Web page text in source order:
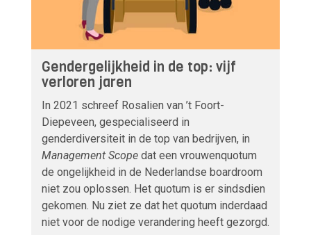
Gendergelijkheid in de top: vijf
verloren jaren
In 2021 schreef Rosalien van ’t Foort-
Diepeveen, gespecialiseerd in
genderdiversiteit in de top van bedrijven, in
Management Scope dat een vrouwenquotum
de ongelijkheid in de Nederlandse boardroom
niet zou oplossen. Het quotum is er sindsdien
gekomen. Nu ziet ze dat het quotum inderdaad
niet voor de nodige verandering heeft gezorgd.